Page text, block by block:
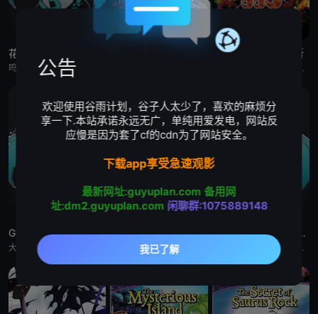
人造人009 涅墨西斯
自人造人战士诞生以来，他们在半个多世纪中，一直守护着人们免受种种威胁和平的敌人的侵袭。 然而，战斗仍在继续—— 而如今，一支由9名人造人组成的集团“涅墨西斯”出现了，他们坚信——仅凭009他们，
Grow Up Show :向日葵马戏团: Grow Up Show :向日葵马戏团: 恶女不才请多关照 :雏宫蝶鼠换身传:
这个故事起始于架空世界里名为「咏国」的虚构国度。为了培育下一任妃子，会从五大家族中各选一名少女进入宫殿——「雏宫」。进入后宫的少女成为雏女，在雏宫接受做为未来皇后的养成教育。 名门之一、美丽又睿智的
公告
欢迎使用谷雨计划，谷子人太少了，喜欢的麻烦分
享一下.本站承诺永远无广，单纯用爱发电，网站反
应慢是因为套了cf的cdn为了网站安全。
下载app享受急速观影
最新网址:guyuplan.com 备用网
址:dm2.guyuplan.com 闲聊群:1075889148